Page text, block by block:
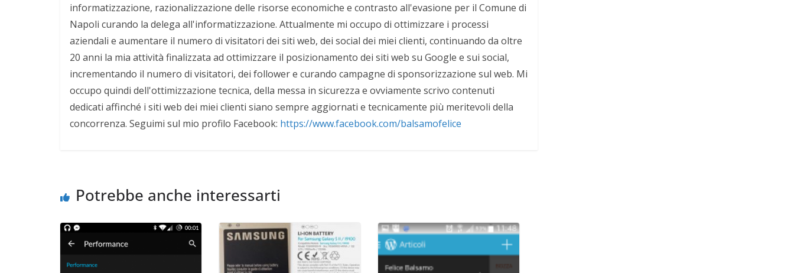
informatizzazione, razionalizzazione delle risorse economiche e contrasto all'evasione per il Comune di
Napoli curando la delega all'informatizzazione. Attualmente mi occupo di ottimizzare i processi
aziendali e aumentare il numero di visitatori dei siti web, dei social dei miei clienti, continuando da oltre
20 anni la mia attività finalizzata ad ottimizzare il posizionamento dei siti web su Google e sui social,
incrementando il numero di visitatori, dei follower e curando campagne di sponsorizzazione sul web. Mi
occupo quindi dell'ottimizzazione tecnica, della messa in sicurezza e ovviamente scrivo contenuti
dedicati affinché i siti web dei miei clienti siano sempre aggiornati e tecnicamente più meritevoli della
concorrenza. Seguimi sul mio profilo Facebook: https://www.facebook.com/balsamofelice
Potrebbe anche interessarti